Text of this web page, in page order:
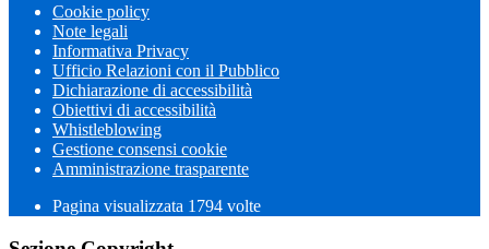
Cookie policy
Note legali
Informativa Privacy
Ufficio Relazioni con il Pubblico
Dichiarazione di accessibilità
Obiettivi di accessibilità
Whistleblowing
Gestione consensi cookie
Amministrazione trasparente
Pagina visualizzata 1794 volte